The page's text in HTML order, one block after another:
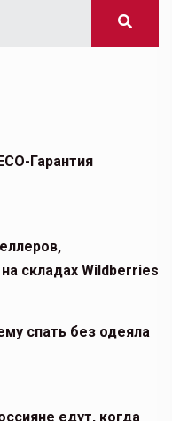
Гарантия
складах Wildberries
спать без одеяла
едут, когда